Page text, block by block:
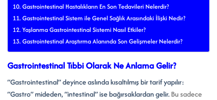
Gastrointestinal Hastalıkların En Son Tedavileri Nelerdir?
Gastrointestinal Sistem ile Genel Sağlık Arasındaki İlişki Nedir?
Yaşlanma Gastrointestinal Sistemi Nasıl Etkiler?
Gastrointestinal Araştırma Alanında Son Gelişmeler Nelerdir?
Gastrointestinal Tıbbi Olarak Ne Anlama Gelir?
“Gastrointestinal” deyince aslında kısaltılmış bir tarif yapılır:
“Gastro” mideden, “intestinal” ise bağırsaklardan gelir.Bu sadece